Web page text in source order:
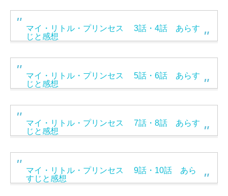
マイ・リトル・プリンセス 3話・4話 あらす
じと感想
マイ・リトル・プリンセス 5話・6話 あらす
じと感想
マイ・リトル・プリンセス 7話・8話 あらす
じと感想
マイ・リトル・プリンセス 9話・10話 あら
すじと感想